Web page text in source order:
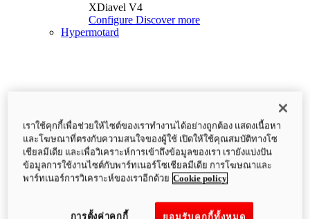
XDiavel V4
Configure Discover more
Hypermotard
เราใช้คุกกี้เพื่อช่วยให้ไซต์ของเราทำงานได้อย่างถูกต้อง แสดงเนื้อหา
และโฆษณาที่ตรงกับความสนใจของผู้ใช้ เปิดให้ใช้คุณสมบัติทางโซ
เชียลมีเดีย และเพื่อวิเคราะห์การเข้าถึงข้อมูลของเรา เรายังแบ่งปัน
ข้อมูลการใช้งานไซต์กับพาร์ทเนอร์โซเชียลมีเดีย การโฆษณาและ
พาร์ทเนอร์การวิเคราะห์ของเราอีกด้วย Cookie policy
ยอมรับคุกกี้ทั้งหมด
การตั้งค่าคุกกี้